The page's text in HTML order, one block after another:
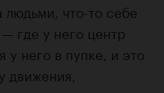
людьми, что-то себе
где у него центр
у него в пупке, и это
движения,